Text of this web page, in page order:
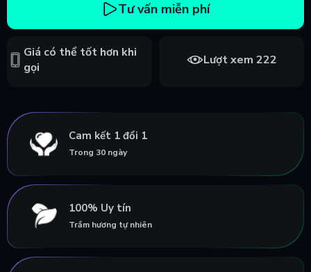
Tư vấn miễn phí
Giá có thể tốt hơn khi
gọi
Lượt xem 222
Cam kết 1 đổi 1
Trong 30 ngày
100% Uy tín
Trầm hương tự nhiên